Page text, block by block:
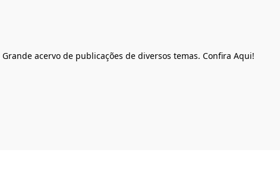
acervo de publicações de diversos temas. Confira Aqui!